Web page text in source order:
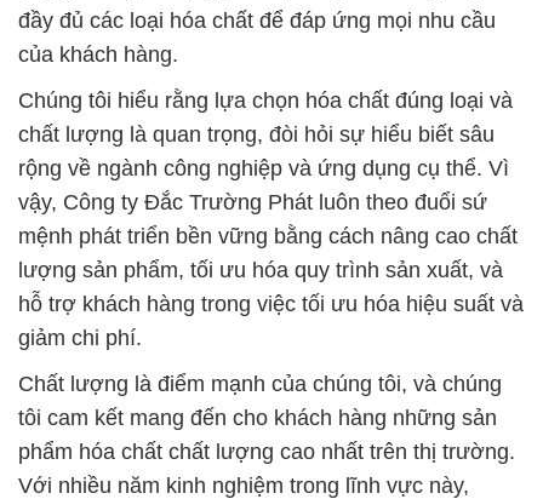
đầy đủ các loại hóa chất để đáp ứng mọi nhu cầu
của khách hàng.
Chúng tôi hiểu rằng lựa chọn hóa chất đúng loại và
chất lượng là quan trọng, đòi hỏi sự hiểu biết sâu
rộng về ngành công nghiệp và ứng dụng cụ thể. Vì
vậy, Công ty Đắc Trường Phát luôn theo đuổi sứ
mệnh phát triển bền vững bằng cách nâng cao chất
lượng sản phẩm, tối ưu hóa quy trình sản xuất, và
hỗ trợ khách hàng trong việc tối ưu hóa hiệu suất và
giảm chi phí.
Chất lượng là điểm mạnh của chúng tôi, và chúng
tôi cam kết mang đến cho khách hàng những sản
phẩm hóa chất chất lượng cao nhất trên thị trường.
Với nhiều năm kinh nghiệm trong lĩnh vực này,